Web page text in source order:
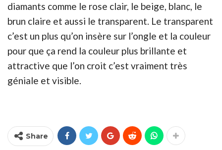
diamants comme le rose clair, le beige, blanc, le
brun claire et aussi le transparent. Le transparent
c’est un plus qu’on insère sur l’ongle et la couleur
pour que ça rend la couleur plus brillante et
attractive que l’on croit c’est vraiment très
géniale et visible.
Share